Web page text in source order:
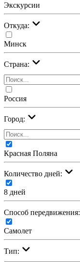
Экскурсии
Откуда:
Минск
Страна:
Россия
Город:
Красная Поляна
Количество дней:
8 дней
Cпособ передвижения:
Самолет
Тип: